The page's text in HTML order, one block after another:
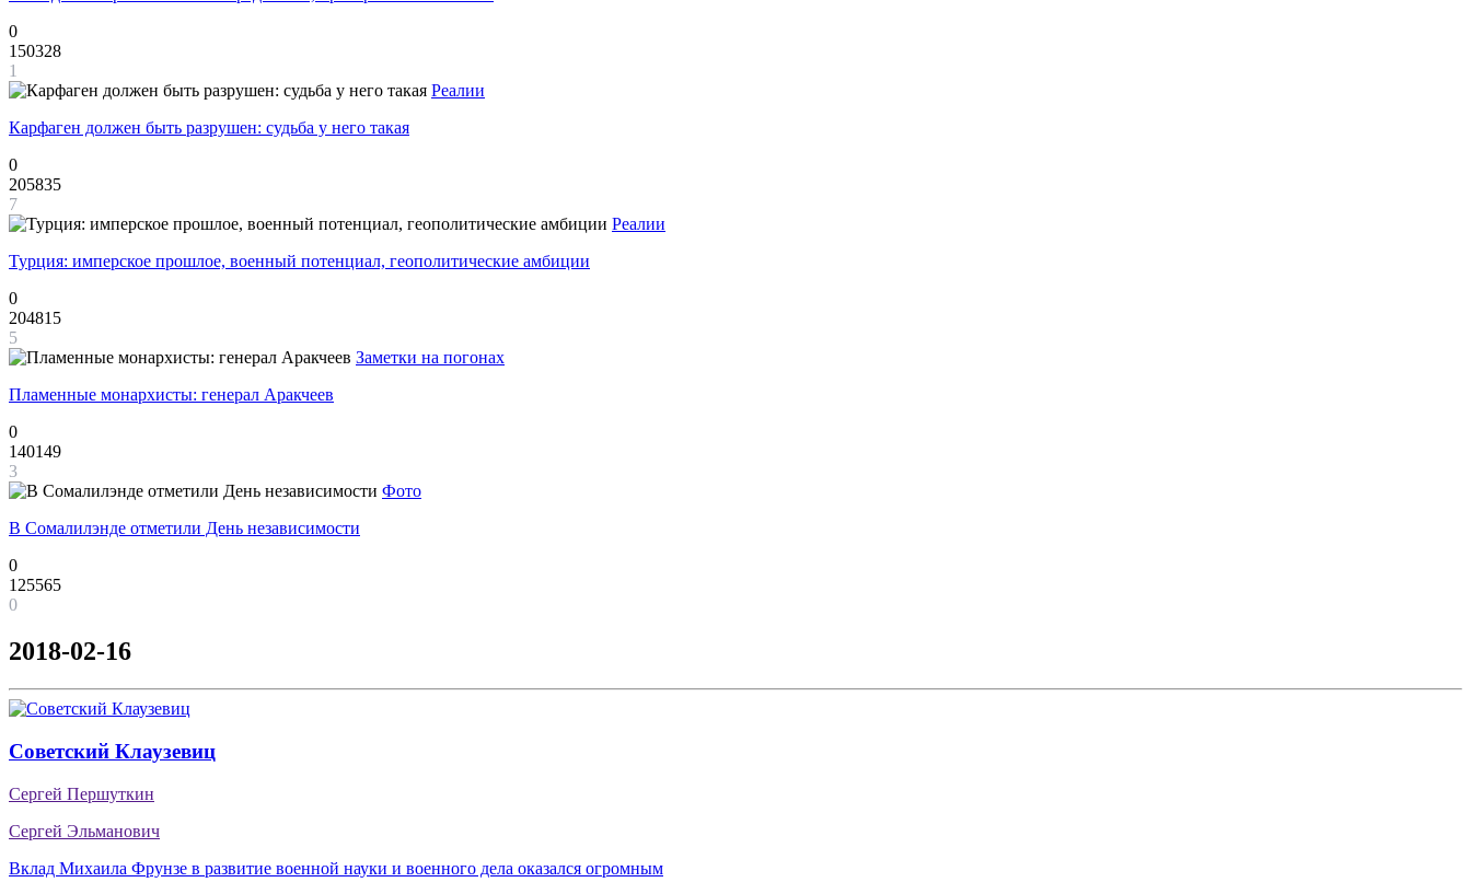
0
150328
1
Реалии
Карфаген должен быть разрушен: судьба у него такая
0
205835
7
Реалии
Турция: имперское прошлое, военный потенциал, геополитические амбиции
0
204815
5
Заметки на погонах
Пламенные монархисты: генерал Аракчеев
0
140149
3
Фото
В Сомалилэнде отметили День независимости
0
125565
0
2018-02-16
Советский Клаузевиц
Сергей Першуткин
Сергей Эльманович
Вклад Михаила Фрунзе в развитие военной науки и военного дела оказался огромным